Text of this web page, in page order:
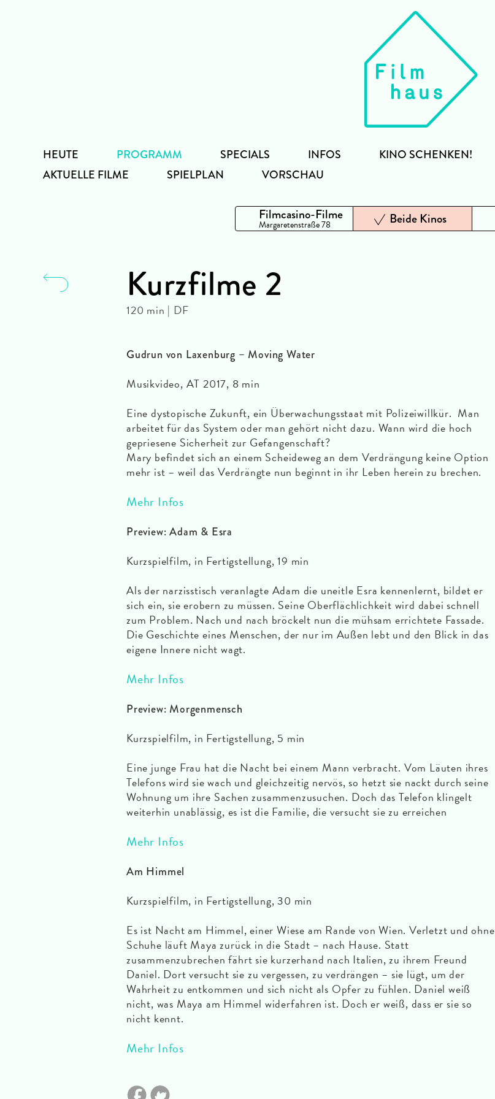
HEUTE
PROGRAMM
AKTUELLE FILME
SPIELPLAN VORSCHAU
SPECIALS INFOS KINO SCHENKEN!
Filmcasino-Filme
Margaretenstraße 78 Beide Kinos
Kurzfilme 2
120 min | DF
Gudrun von Laxenburg – Moving Water
Musikvideo, AT 2017, 8 min
Eine dystopische Zukunft, ein Überwachungsstaat mit Polizeiwillkür. Man
arbeitet für das System oder man gehört nicht dazu. Wann wird die hoch
gepriesene Sicherheit zur Gefangenschaft?
Mary befindet sich an einem Scheideweg an dem Verdrängung keine Option
mehr ist – weil das Verdrängte nun beginnt in ihr Leben herein zu brechen.
Mehr Infos
Preview: Adam & Esra
Kurzspielfilm, in Fertigstellung, 19 min
Als der narzisstisch veranlagte Adam die uneitle Esra kennenlernt, bildet er
sich ein, sie erobern zu müssen. Seine Oberflächlichkeit wird dabei schnell
zum Problem. Nach und nach bröckelt nun die mühsam errichtete Fassade.
Die Geschichte eines Menschen, der nur im Außen lebt und den Blick in das
eigene Innere nicht wagt.
Mehr Infos
Preview: Morgenmensch
Kurzspielfilm, in Fertigstellung, 5 min
Eine junge Frau hat die Nacht bei einem Mann verbracht. Vom Läuten ihres
Telefons wird sie wach und gleichzeitig nervös, so hetzt sie nackt durch seine
Wohnung um ihre Sachen zusammenzusuchen. Doch das Telefon klingelt
weiterhin unablässig, es ist die Familie, die versucht sie zu erreichen
Mehr Infos
Am Himmel
Kurzspielfilm, in Fertigstellung, 30 min
Es ist Nacht am Himmel, einer Wiese am Rande von Wien. Verletzt und ohne
Schuhe läuft Maya zurück in die Stadt – nach Hause. Statt
zusammenzubrechen fährt sie kurzerhand nach Italien, zu ihrem Freund
Daniel. Dort versucht sie zu vergessen, zu verdrängen – sie lügt, um der
Wahrheit zu entkommen und sich nicht als Opfer zu fühlen. Daniel weiß
nicht, was Maya am Himmel widerfahren ist. Doch er weiß, dass er sie so
nicht kennt.
Mehr Infos